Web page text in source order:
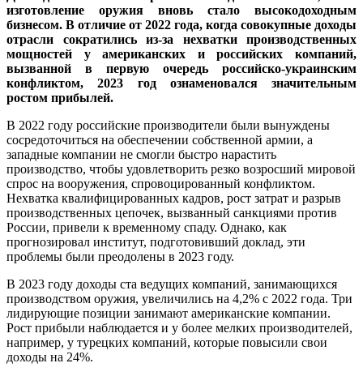
изготовление оружия вновь стало высокодоходным
бизнесом. В отличие от 2022 года, когда совокупные доходы
отрасли сократились из-за нехватки производственных
мощностей у американских и российских компаний,
вызванной в первую очередь российско-украинским
конфликтом, 2023 год ознаменовался значительным
ростом прибылей.
В 2022 году российские производители были вынуждены
сосредоточиться на обеспечении собственной армии, а
западные компании не смогли быстро нарастить
производство, чтобы удовлетворить резко возросший мировой
спрос на вооружения, спровоцированный конфликтом.
Нехватка квалифицированных кадров, рост затрат и разрыв
производственных цепочек, вызванный санкциями против
России, привели к временному спаду. Однако, как
прогнозировал институт, подготовивший доклад, эти
проблемы были преодолены в 2023 году.
В 2023 году доходы ста ведущих компаний, занимающихся
производством оружия, увеличились на 4,2% с 2022 года. Три
лидирующие позиции занимают американские компании.
Рост прибыли наблюдается и у более мелких производителей,
например, у турецких компаний, которые повысили свои
доходы на 24%.